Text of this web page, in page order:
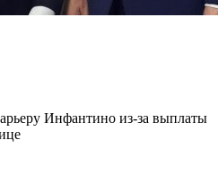
Инфантино из-за выплаты